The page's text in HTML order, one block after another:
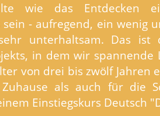
wie das Entdecken
sein - aufregend, ein wenig
unterhaltsam. Das ist
in dem wir
von drei bis zwölf Jahren
als auch für die
Einstiegskurs Deutsch